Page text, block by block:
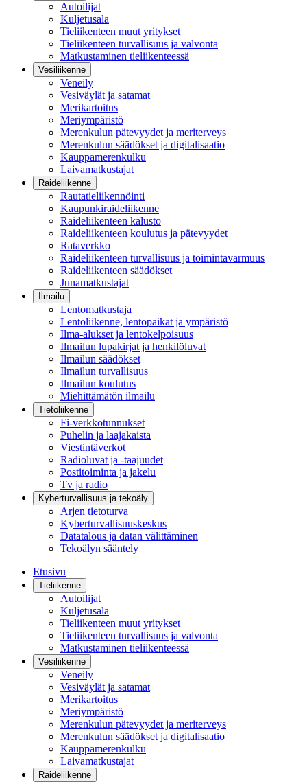
Autoilijat
Kuljetusala
Tieliikenteen muut yritykset
Tieliikenteen turvallisuus ja valvonta
Matkustaminen tieliikenteessä
Vesiliikenne
Veneily
Vesiväylät ja satamat
Merikartoitus
Meriympäristö
Merenkulun pätevyydet ja meriterveys
Merenkulun säädökset ja digitalisaatio
Kauppamerenkulku
Laivamatkustajat
Raideliikenne
Rautatieliikennöinti
Kaupunkiraideliikenne
Raideliikenteen kalusto
Raideliikenteen koulutus ja pätevyydet
Rataverkko
Raideliikenteen turvallisuus ja toimintavarmuus
Raideliikenteen säädökset
Junamatkustajat
Ilmailu
Lentomatkustaja
Lentoliikenne, lentopaikat ja ympäristö
Ilma-alukset ja lentokelpoisuus
Ilmailun lupakirjat ja henkilöluvat
Ilmailun säädökset
Ilmailun turvallisuus
Ilmailun koulutus
Miehittämätön ilmailu
Tietoliikenne
Fi-verkkotunnukset
Puhelin ja laajakaista
Viestintäverkot
Radioluvat ja -taajuudet
Postitoiminta ja jakelu
Tv ja radio
Kyberturvallisuus ja tekoäly
Arjen tietoturva
Kyberturvallisuuskeskus
Datatalous ja datan välittäminen
Tekoälyn sääntely
Etusivu
Tieliikenne
Autoilijat
Kuljetusala
Tieliikenteen muut yritykset
Tieliikenteen turvallisuus ja valvonta
Matkustaminen tieliikenteessä
Vesiliikenne
Veneily
Vesiväylät ja satamat
Merikartoitus
Meriympäristö
Merenkulun pätevyydet ja meriterveys
Merenkulun säädökset ja digitalisaatio
Kauppamerenkulku
Laivamatkustajat
Raideliikenne